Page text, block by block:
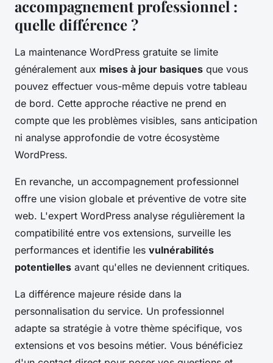
accompagnement professionnel :
quelle différence ?
La maintenance WordPress gratuite se limite
généralement aux mises à jour basiques que vous
pouvez effectuer vous-même depuis votre tableau
de bord. Cette approche réactive ne prend en
compte que les problèmes visibles, sans anticipation
ni analyse approfondie de votre écosystème
WordPress.
En revanche, un accompagnement professionnel
offre une vision globale et préventive de votre site
web. L'expert WordPress analyse régulièrement la
compatibilité entre vos extensions, surveille les
performances et identifie les vulnérabilités
potentielles avant qu'elles ne deviennent critiques.
La différence majeure réside dans la
personnalisation du service. Un professionnel
adapte sa stratégie à votre thème spécifique, vos
extensions et vos besoins métier. Vous bénéficiez